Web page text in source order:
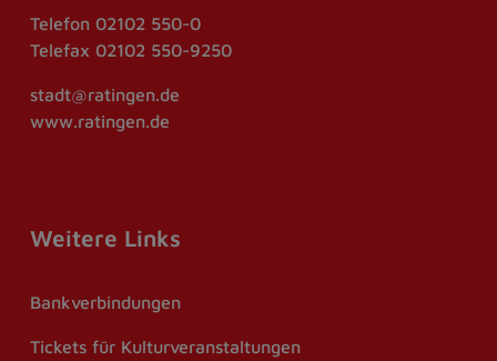
Telefon 02102 550-0
Telefax 02102 550-9250
stadt@ratingen.de
www.ratingen.de
Weitere Links
Bankverbindungen
Tickets für Kulturveranstaltungen